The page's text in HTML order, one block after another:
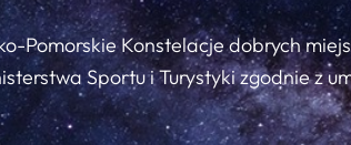
Pomorskie Konstelacje dobrych
Sportu i Turystyki zgodnie z